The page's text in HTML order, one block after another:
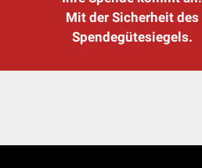
Mit der Sicherheit des
Spendegütesiegels.